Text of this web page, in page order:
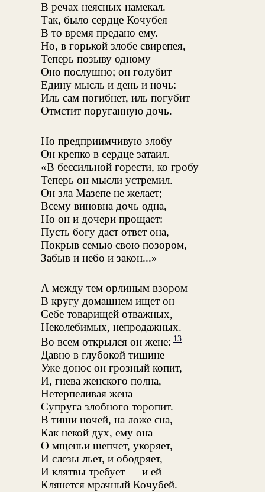
В речах неясных намекал.
Так, было сердце Кочубея
В то время предано ему.
Но, в горькой злобе свирепея,
Теперь позыву одному
Оно послушно; он голубит
Едину мысль и день и ночь:
Иль сам погибнет, иль погубит —
Отмстит поруганную дочь.
Но предприимчивую злобу
Он крепко в сердце затаил.
«В бессильной горести, ко гробу
Теперь он мысли устремил.
Он зла Мазепе не желает;
Всему виновна дочь одна,
Но он и дочери прощает:
Пусть богу даст ответ она,
Покрыв семью свою позором,
Забыв и небо и закон...»
А между тем орлиным взором
В кругу домашнем ищет он
Себе товарищей отважных,
Неколебимых, непродажных.
Во всем открылся он жене: 13
Давно в глубокой тишине
Уже донос он грозный копит,
И, гнева женского полна,
Нетерпеливая жена
Супруга злобного торопит.
В тиши ночей, на ложе сна,
Как некой дух, ему она
О мщеньи шепчет, укоряет,
И слезы льет, и ободряет,
И клятвы требует — и ей
Клянется мрачный Кочубей.